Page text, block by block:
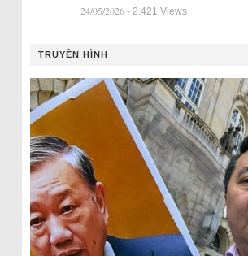
24/05/2026 - 2.421 Views
TRUYỀN HÌNH